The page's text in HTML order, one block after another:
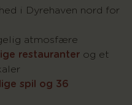
i Dyrehaven nord for
atmosfære
restauranter og et
spil og 36